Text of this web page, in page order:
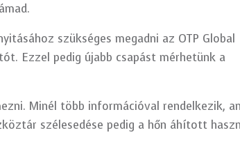
szükséges megadni az OTP Global
Ezzel pedig újabb csapást mérhetünk a
Minél több információval rendelkezik,
szélesedése pedig a hőn áhított